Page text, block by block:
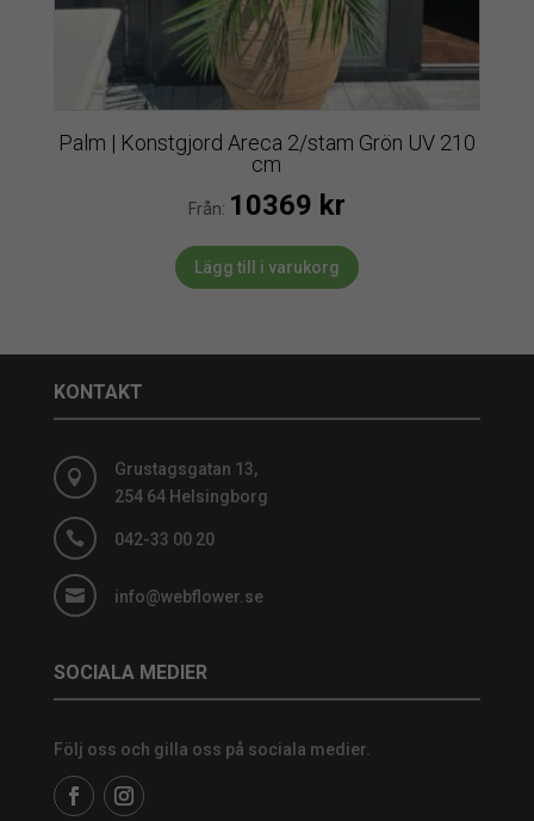
Palm | Konstgjord Areca 2/stam Grön UV 210
cm
Från: 10369 kr
Lägg till i varukorg
KONTAKT

Grustagsgatan 13,
254 64 Helsingborg
 042-33 00 20
 info@webflower.se
SOCIALA MEDIER
Följ oss och gilla oss på sociala medier.